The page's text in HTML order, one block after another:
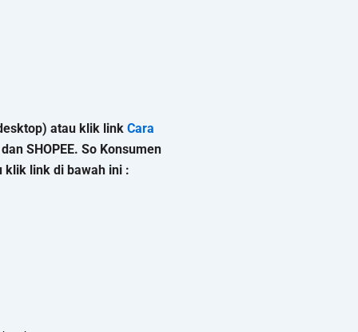
atau klik link Cara
SHOPEE. So Konsumen
klik link di bawah ini :